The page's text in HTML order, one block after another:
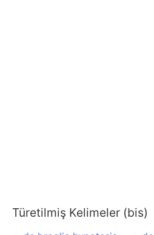
Türetilmiş Kelimeler (bis)